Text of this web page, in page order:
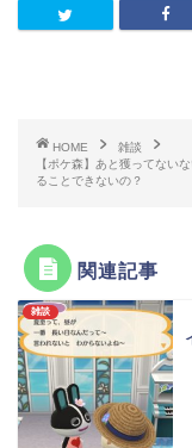
HOME
雑談
【ポケ森】あと獲ってない
ることできないの？
関連記事
雑談